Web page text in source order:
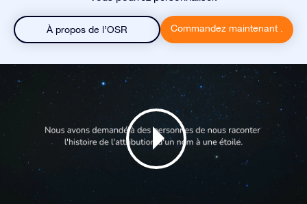
À propos de l’OSR Commandez maintenant .